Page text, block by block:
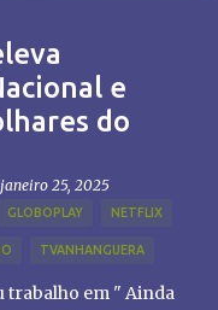
e
do
janeiro 25, 2025
GLOBOPLAY NETFLIX
TVANHANGUERA
trabalho em " Ainda